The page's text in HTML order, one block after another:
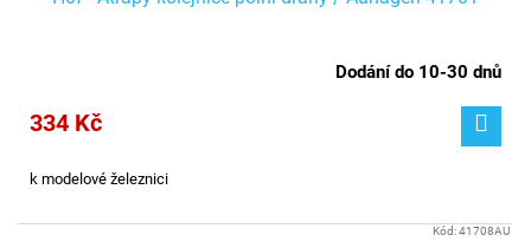
Dodání do 10-30 dnů
334 Kč
k modelové železnici
Kód:41708AU